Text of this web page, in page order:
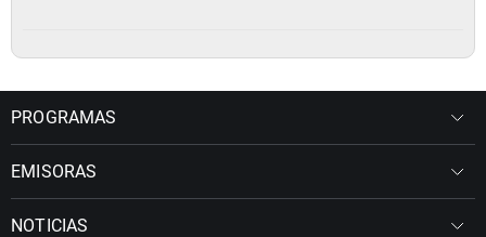
PROGRAMAS
EMISORAS
NOTICIAS